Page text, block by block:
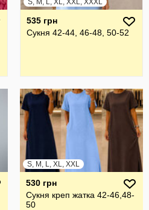
S, M, L, XL, XXL, XXXL
535 грн
Сукня 42-44, 46-48, 50-52
S, M, L, XL, XXL
530 грн
Сукня креп жатка 42-46,48-
50